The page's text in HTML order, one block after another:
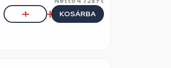
KOSÁRBA